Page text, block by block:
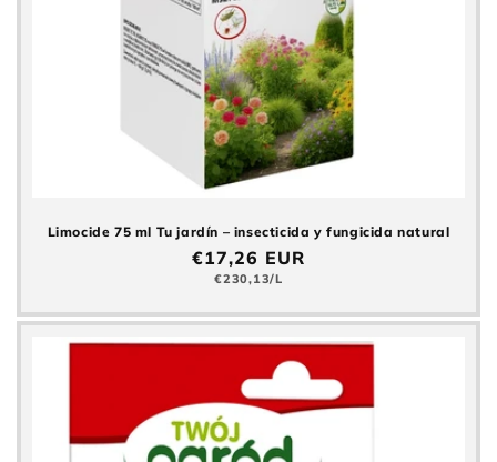
Limocide 75 ml Tu jardín – insecticida y fungicida natural
Precio
normal
€17,26 EUR
Precio
€230,13/L